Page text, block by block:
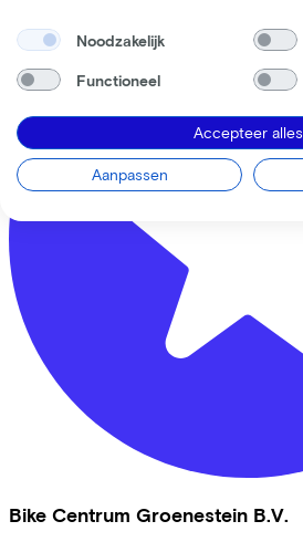
Bike Centrum Groenestein B.V.
Noodzakelijk
Functioneel
Accepteer alles
Aanpassen